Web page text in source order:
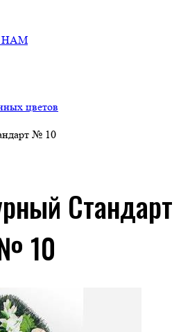
НАМ
цветов
№ 10
Стандарт
10